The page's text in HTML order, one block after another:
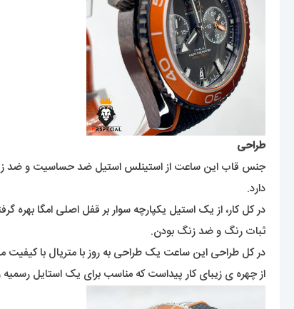
طراحی
جنس قاب این ساعت از استینلس استیل ضد حساسیت و ضد زنگ
دارد.
در کل کار، از یک استیل یکپارچه سوار بر قفل اصلی امگا
ثبات رنگ و ضد زنگ بودن.
در کل طراحی این ساعت یک طراحی به روز با متریال با کیفیت
از چهره ی زیبای کار پیداست که مناسب برای یک استایل